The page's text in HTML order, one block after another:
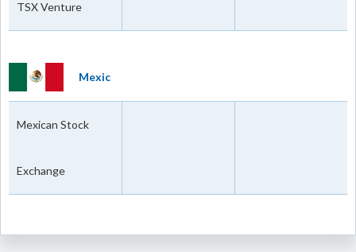
TSX Venture
Mexic
Mexican Stock
Exchange